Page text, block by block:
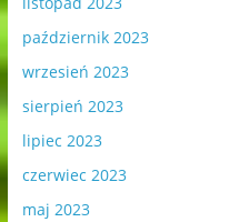
październik 2023
wrzesień 2023
sierpień 2023
lipiec 2023
czerwiec 2023
maj 2023